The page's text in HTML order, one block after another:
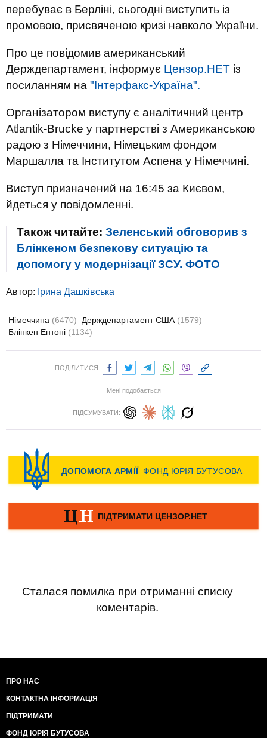
перебуває в Берліні, сьогодні виступить із
промовою, присвяченою кризі навколо України.
Про це повідомив американський
Держдепартамент, інформує Цензор.НЕТ із
посиланням на "Інтерфакс-Україна".
Організатором виступу є аналітичний центр
Atlantik-Brucke у партнерстві з Американською
радою з Німеччини, Німецьким фондом
Маршалла та Інститутом Аспена у Німеччині.
Виступ призначений на 16:45 за Києвом,
йдеться у повідомленні.
Також читайте: Зеленський обговорив з
Блінкеном безпекову ситуацію та
допомогу у модернізації ЗСУ. ФОТО
Автор: Ірина Дашківська
Німеччина (6470) Держдепартамент США (1579)
Блінкен Ентоні (1134)
ПОДІЛИТИСЯ:
Мені подобається
ПІДСУМУВАТИ:
Сталася помилка при отриманні списку
коментарів.
ПРО НАС
КОНТАКТНА ІНФОРМАЦІЯ
ПІДТРИМАТИ
ФОНД ЮРІЯ БУТУСОВА